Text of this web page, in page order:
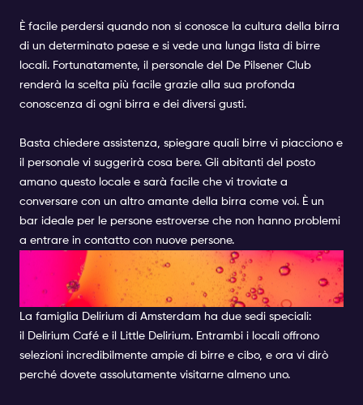
È facile perdersi quando non si conosce la cultura della birra
di un determinato paese e si vede una lunga lista di birre
locali. Fortunatamente, il personale del De Pilsener Club
renderà la scelta più facile grazie alla sua profonda
conoscenza di ogni birra e dei diversi gusti.
Basta chiedere assistenza, spiegare quali birre vi piacciono e
il personale vi suggerirà cosa bere. Gli abitanti del posto
amano questo locale e sarà facile che vi troviate a
conversare con un altro amante della birra come voi. È un
bar ideale per le persone estroverse che non hanno problemi
a entrare in contatto con nuove persone.
DELIRIUM CAFÉ & LITTLE
DELIRIUM
La famiglia Delirium di Amsterdam ha due sedi speciali:
il
Delirium Café e il Little Delirium. Entrambi i locali offrono
selezioni incredibilmente ampie di birre e cibo, e ora vi dirò
perché dovete assolutamente visitarne almeno uno.